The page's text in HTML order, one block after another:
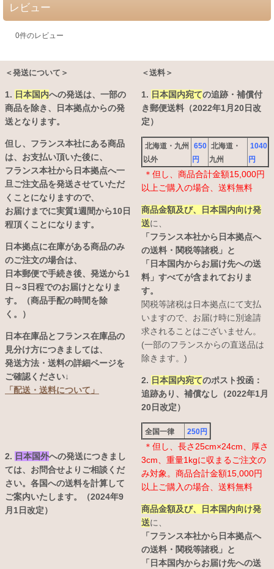
レビュー
0件のレビュー
＜発送について＞
1. 日本国内への発送は、 一部の
商品を除き、日本拠点からの発
送となります。
但し、フランス本社にある商品
は、お支払い頂いた後に、
フランス本社から日本拠点へ一
旦ご注文品を発送させていただ
くことになりますので、
お届けまでに実質1週間から10日
程頂くことになります。
日本拠点に在庫がある商品のみ
のご注文の場合は、
日本郵便で手続き後、発送から1
日～3日程でのお届けとなりま
す。（商品手配の時間を除
く。）
日本在庫品とフランス在庫品の
見分け方につきましては、
発送方法・送料の詳細ページを
ご確認ください↓
「配送・送料について」
2. 日本国外への発送につきまし
ては、お問合せよりご相談くだ
さい。各国への送料を計算して
ご案内いたします。（2024年9
月1日改定）
＜送料＞
1. 日本国内宛ての追跡・補償付
き郵便送料（2022年1月20日改
定）
北海道・九州
以外
650
円
北海道・
九州
1040
円
＊但し、商品合計金額15,000円
以上ご購入の場合、送料無料
商品金額及び、日本国内向け発
送に、
「フランス本社から日本拠点へ
の送料・関税等諸税」と
「日本国内からお届け先への送
料」すべてが含まれておりま
す。
関税等諸税は日本拠点にて支払
いますので、お届け時に別途請
求されることはございません。
(一部のフランスからの直送品は
除きます。)
2. 日本国内宛てのポスト投函：
追跡あり、補償なし（2022年1月
20日改定）
全国一律 250円
＊但し、長さ25cm×24cm、厚さ
3cm、重量1kgに収まるご注文の
み対象。商品合計金額15,000円
以上ご購入の場合、送料無料
商品金額及び、日本国内向け発
送に、
「フランス本社から日本拠点へ
の送料・関税等諸税」と
「日本国内からお届け先への送